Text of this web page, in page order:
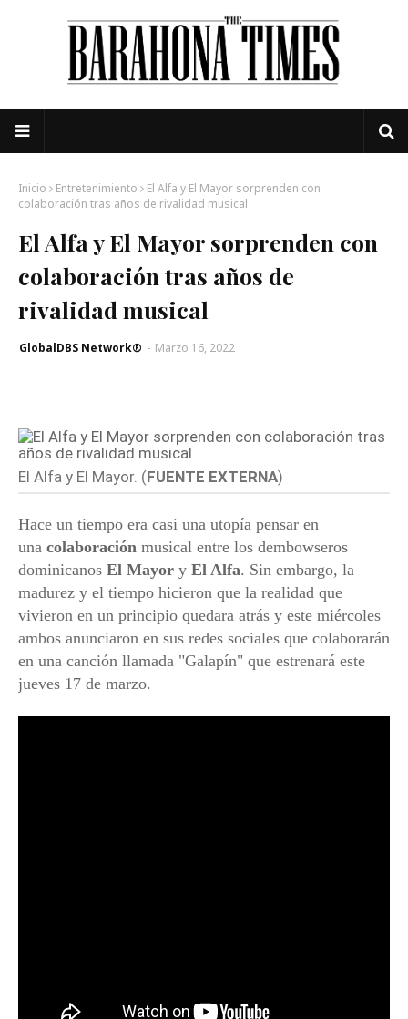
Inicio Entretenimiento
El Alfa y El Mayor sorprenden con
colaboración tras años de rivalidad musical
El Alfa y El Mayor sorprenden con
colaboración tras años de
rivalidad musical
GlobalDBS Network® - Marzo 16, 2022
El Alfa y El Mayor. (FUENTE EXTERNA)
Hace un tiempo era casi una utopía pensar en
una colaboración musical entre los dembowseros
dominicanos El Mayor y El Alfa. Sin embargo, la
madurez y el tiempo hicieron que la realidad que
vivieron en un principio quedara atrás y este miércoles
ambos anunciaron en sus redes sociales que colaborarán
en una canción llamada "Galapín" que estrenará este
jueves 17 de marzo.